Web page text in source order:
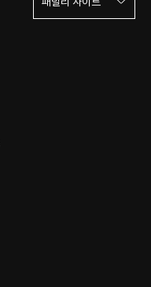
패밀리 사이트